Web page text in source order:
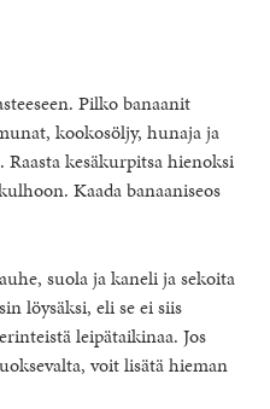
Pilko banaanit
kookosöljy, hunaja ja
kesäkurpitsa hienoksi
Kaada banaaniseos
suola ja kaneli ja sekoita
löysäksi, eli se ei siis
leipätaikinaa. Jos
voit lisätä hieman